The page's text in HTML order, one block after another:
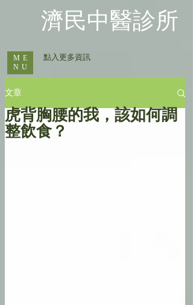
​濟民中醫診所
ME
NU
​ 點入更多資訊
文章
虎背胸腰的我，該如何調
整飲食？